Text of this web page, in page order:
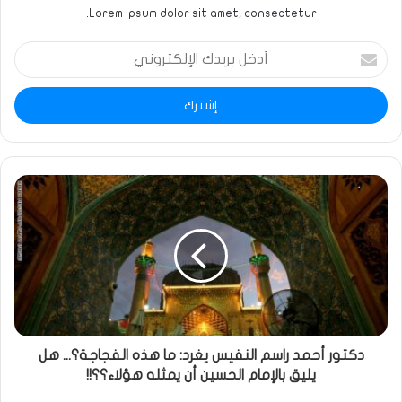
Lorem ipsum dolor sit amet, consectetur.
أدخل
بريدك
الإلكتروني
دكتور أحمد راسم النفيس يغرد: ما هذه الفجاجة؟... هل
يليق بالإمام الحسين أن يمثله هؤلاء؟؟!!